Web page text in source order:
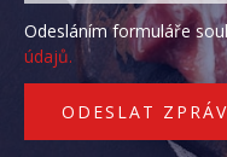
Odesláním formuláře
údajů.
ODESLAT